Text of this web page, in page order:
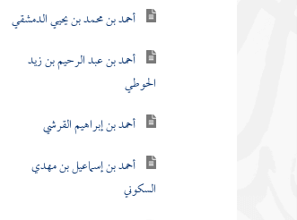
أحمد بن محمد بن يحيي الدمشقي
أحمد بن عبد الرحيم بن زيد
الحوطي
أحمد بن إبراهيم القرشي
أحمد بن إسماعيل بن مهدي
السكوني